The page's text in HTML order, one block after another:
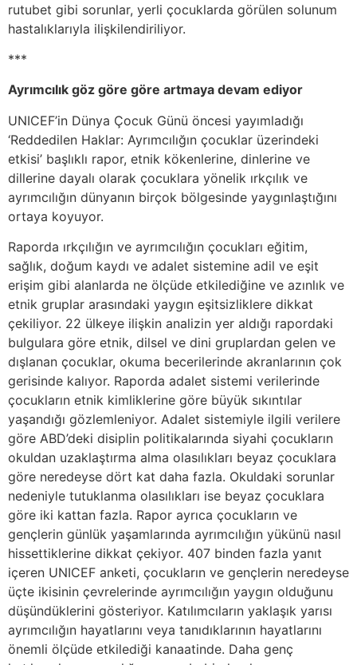
rutubet gibi sorunlar, yerli çocuklarda görülen solunum
hastalıklarıyla ilişkilendiriliyor.
***
Ayrımcılık göz göre göre artmaya devam ediyor
UNICEF’in Dünya Çocuk Günü öncesi yayımladığı
‘Reddedilen Haklar: Ayrımcılığın çocuklar üzerindeki
etkisi’ başlıklı rapor, etnik kökenlerine, dinlerine ve
dillerine dayalı olarak çocuklara yönelik ırkçılık ve
ayrımcılığın dünyanın birçok bölgesinde yaygınlaştığını
ortaya koyuyor.
Raporda ırkçılığın ve ayrımcılığın çocukları eğitim,
sağlık, doğum kaydı ve adalet sistemine adil ve eşit
erişim gibi alanlarda ne ölçüde etkilediğine ve azınlık ve
etnik gruplar arasındaki yaygın eşitsizliklere dikkat
çekiliyor. 22 ülkeye ilişkin analizin yer aldığı rapordaki
bulgulara göre etnik, dilsel ve dini gruplardan gelen ve
dışlanan çocuklar, okuma becerilerinde akranlarının çok
gerisinde kalıyor. Raporda adalet sistemi verilerinde
çocukların etnik kimliklerine göre büyük sıkıntılar
yaşandığı gözlemleniyor. Adalet sistemiyle ilgili verilere
göre ABD’deki disiplin politikalarında siyahi çocukların
okuldan uzaklaştırma alma olasılıkları beyaz çocuklara
göre neredeyse dört kat daha fazla. Okuldaki sorunlar
nedeniyle tutuklanma olasılıkları ise beyaz çocuklara
göre iki kattan fazla. Rapor ayrıca çocukların ve
gençlerin günlük yaşamlarında ayrımcılığın yükünü nasıl
hissettiklerine dikkat çekiyor. 407 binden fazla yanıt
içeren UNICEF anketi, çocukların ve gençlerin neredeyse
üçte ikisinin çevrelerinde ayrımcılığın yaygın olduğunu
düşündüklerini gösteriyor. Katılımcıların yaklaşık yarısı
ayrımcılığın hayatlarını veya tanıdıklarının hayatlarını
önemli ölçüde etkilediği kanaatinde. Daha genç